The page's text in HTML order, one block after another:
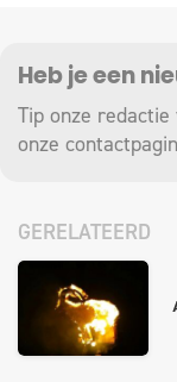
Heb je een
Tip onze
onze
GERELATEERD